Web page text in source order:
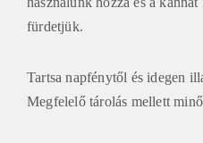
fürdetjük.
Tartsa napfénytől és idegen
Megfelelő tárolás mellett